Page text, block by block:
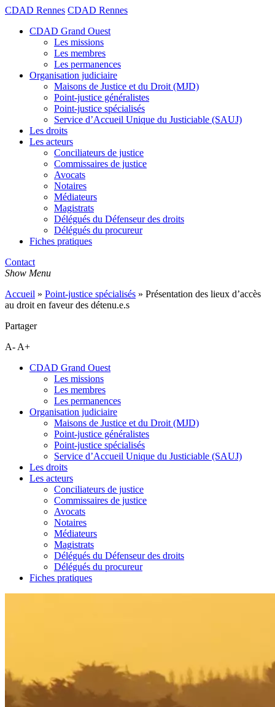
CDAD Rennes CDAD Rennes
CDAD Grand Ouest
Les missions
Les membres
Les permanences
Organisation judiciaire
Maisons de Justice et du Droit (MJD)
Point-justice généralistes
Point-justice spécialisés
Service d’Accueil Unique du Justiciable (SAUJ)
Les droits
Les acteurs
Conciliateurs de justice
Commissaires de justice
Avocats
Notaires
Médiateurs
Magistrats
Délégués du Défenseur des droits
Délégués du procureur
Fiches pratiques
Contact
Show Menu
Accueil » Point-justice spécialisés » Présentation des lieux d’accès
au droit en faveur des détenu.e.s
Partager
A- A+
CDAD Grand Ouest
Les missions
Les membres
Les permanences
Organisation judiciaire
Maisons de Justice et du Droit (MJD)
Point-justice généralistes
Point-justice spécialisés
Service d’Accueil Unique du Justiciable (SAUJ)
Les droits
Les acteurs
Conciliateurs de justice
Commissaires de justice
Avocats
Notaires
Médiateurs
Magistrats
Délégués du Défenseur des droits
Délégués du procureur
Fiches pratiques